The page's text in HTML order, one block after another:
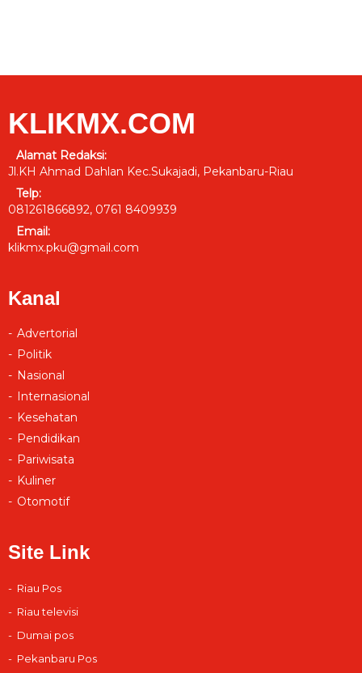
KLIKMX.COM
Alamat Redaksi:
Jl.KH Ahmad Dahlan Kec.Sukajadi, Pekanbaru-Riau
Telp:
081261866892, 0761 8409939
Email:
klikmx.pku@gmail.com
Kanal
Advertorial
Politik
Nasional
Internasional
Kesehatan
Pendidikan
Pariwisata
Kuliner
Otomotif
Site Link
Riau Pos
Riau televisi
Dumai pos
Pekanbaru Pos